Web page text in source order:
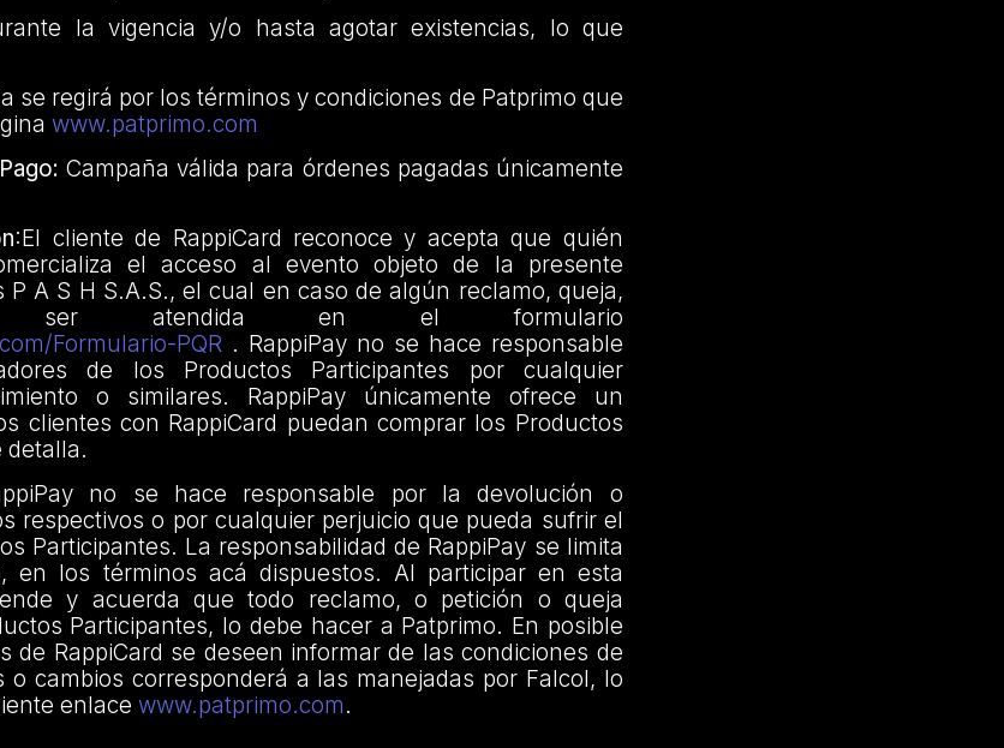
la vigencia y/o hasta agotar existencias, lo que
se regirá por los términos y condiciones de Patprimo que
www.patprimo.com
Campaña válida para órdenes pagadas únicamente
:El cliente de RappiCard reconoce y acepta que quién
el acceso al evento objeto de la presente
P A S H S.A.S., el cual en caso de algún reclamo, queja,
ser atendida en el formulario
Formulario-PQR . RappiPay no se hace responsable
de los Productos Participantes por cualquier
o similares. RappiPay únicamente ofrece un
clientes con RappiCard puedan comprar los Productos
detalla.
no se hace responsable por la devolución o
respectivos o por cualquier perjuicio que pueda sufrir el
Participantes. La responsabilidad de RappiPay se limita
en los términos acá dispuestos. Al participar en esta
y acuerda que todo reclamo, o petición o queja
Participantes, lo debe hacer a Patprimo. En posible
de RappiCard se deseen informar de las condiciones de
o cambios corresponderá a las manejadas por Falcol, lo
enlacewww.patprimo.com.